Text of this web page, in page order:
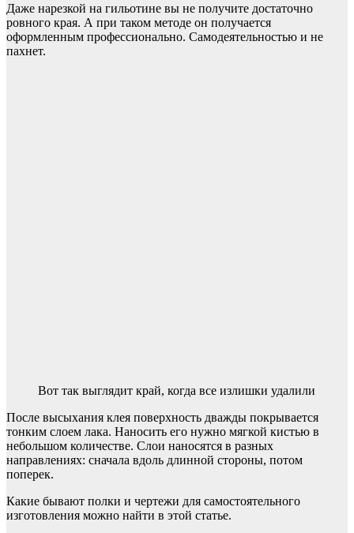
Даже нарезкой на гильотине вы не получите достаточно
ровного края. А при таком методе он получается
оформленным профессионально. Самодеятельностью и не
пахнет.
Вот так выглядит край, когда все излишки удалили
После высыхания клея поверхность дважды покрывается
тонким слоем лака. Наносить его нужно мягкой кистью в
небольшом количестве. Слои наносятся в разных
направлениях: сначала вдоль длинной стороны, потом
поперек.
Какие бывают полки и чертежи для самостоятельного
изготовления можно найти в этой статье.